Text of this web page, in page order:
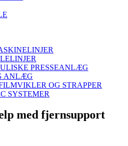
PRESSEANLÆG
ANLÆG
OG STRAPPER
SYSTEMER
med fjernsupport